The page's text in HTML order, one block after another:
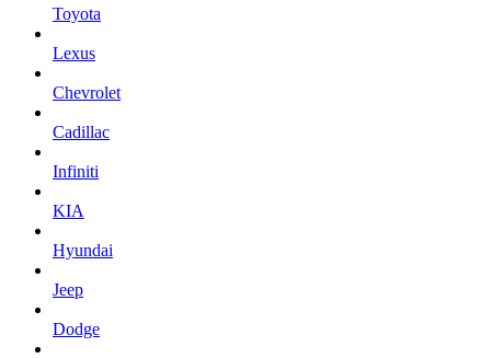
Toyota
Lexus
Chevrolet
Cadillac
Infiniti
KIA
Hyundai
Jeep
Dodge